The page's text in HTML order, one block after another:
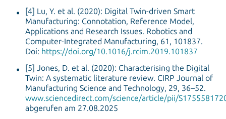
[4] Lu, Y. et al. (2020): Digital Twin-driven Smart
Manufacturing: Connotation, Reference Model,
Applications and Research Issues. Robotics and
Computer-Integrated Manufacturing, 61, 101837.
Doi: https://doi.org/10.1016/j.rcim.2019.101837
[5] Jones, D. et al. (2020): Characterising the Digital
Twin: A systematic literature review. CIRP Journal of
Manufacturing Science and Technology, 29, 36–52.
www.sciencedirect.com/science/article/pii/
abgerufen am 27.08.2025